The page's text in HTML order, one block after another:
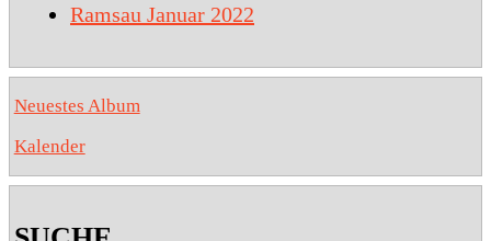
Ramsau Januar 2022
Neuestes Album
Kalender